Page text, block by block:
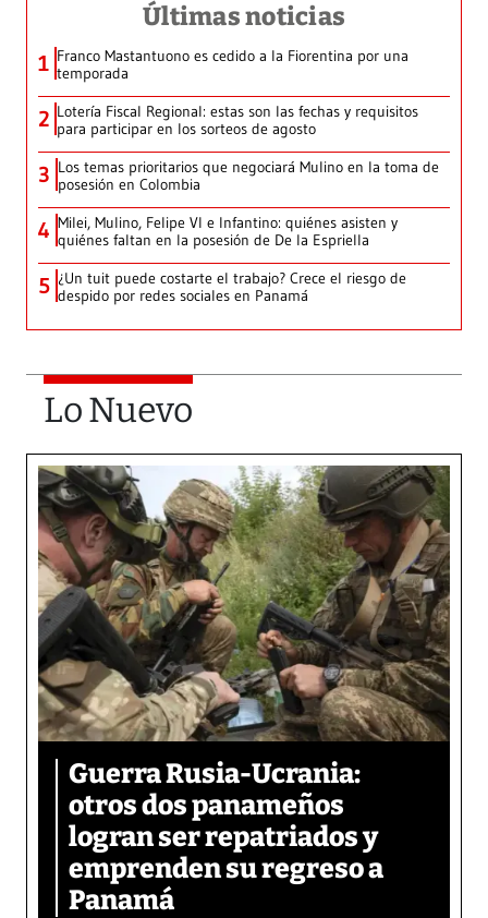
Últimas noticias
1 Franco Mastantuono es cedido a la Fiorentina por una
temporada
2 Lotería Fiscal Regional: estas son las fechas y requisitos
para participar en los sorteos de agosto
3 Los temas prioritarios que negociará Mulino en la toma de
posesión en Colombia
4 Milei, Mulino, Felipe VI e Infantino: quiénes asisten y
quiénes faltan en la posesión de De la Espriella
5 ¿Un tuit puede costarte el trabajo? Crece el riesgo de
despido por redes sociales en Panamá
Lo Nuevo
Guerra Rusia-Ucrania:
otros dos panameños
logran ser repatriados y
emprenden su regreso a
Panamá